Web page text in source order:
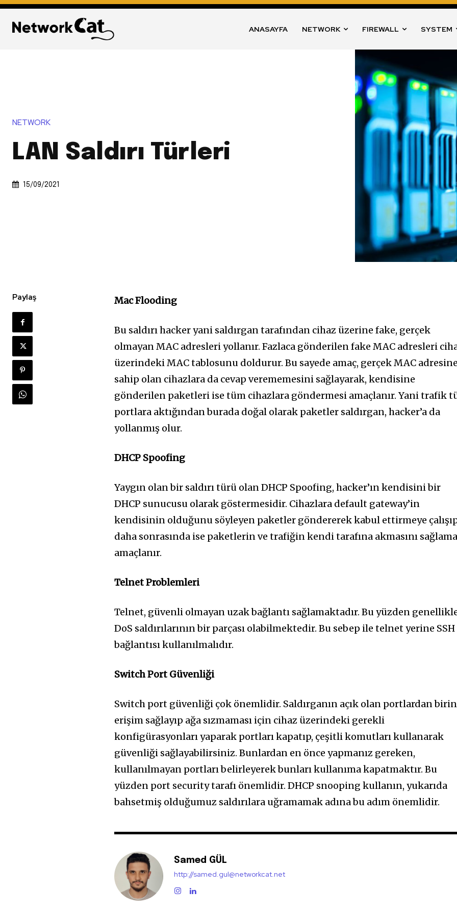
ANASAYFA NETWORK FIREWALL SYSTEM
NETWORK
LAN Saldırı Türleri
15/09/2021
Paylaş Mac Flooding
Bu saldırı hacker yani saldırgan tarafından cihaz üzerine fake, gerçek
olmayan MAC adresleri yollanır. Fazlaca gönderilen fake MAC adresleri
üzerindeki MAC tablosunu doldurur. Bu sayede amaç, gerçek MAC
sahip olan cihazlara da cevap verememesini sağlayarak, kendisine
gönderilen paketleri ise tüm cihazlara göndermesi amaçlanır. Yani trafik
portlara aktığından burada doğal olarak paketler saldırgan, hacker’a da
yollanmış olur.
DHCP Spoofing
Yaygın olan bir saldırı türü olan DHCP Spoofing, hacker’ın kendisini bir
DHCP sunucusu olarak göstermesidir. Cihazlara default gateway’in
kendisinin olduğunu söyleyen paketler göndererek kabul ettirmeye
daha sonrasında ise paketlerin ve trafiğin kendi tarafına akmasını
amaçlanır.
Telnet Problemleri
Telnet, güvenli olmayan uzak bağlantı sağlamaktadır. Bu yüzden
DoS saldırılarının bir parçası olabilmektedir. Bu sebep ile telnet yerine SSH
bağlantısı kullanılmalıdır.
Switch Port Güvenliği
Switch port güvenliği çok önemlidir. Saldırganın açık olan portlardan
erişim sağlayıp ağa sızmaması için cihaz üzerindeki gerekli
konfigürasyonları yaparak portları kapatıp, çeşitli komutları kullanarak
güvenliği sağlayabilirsiniz. Bunlardan en önce yapmanız gereken,
kullanılmayan portları belirleyerek bunları kullanıma kapatmaktır. Bu
yüzden port security tarafı önemlidir. DHCP snooping kullanın, yukarıda
bahsetmiş olduğumuz saldırılara uğramamak adına bu adım önemlidir.
Samed GÜL
http://samed.gul@networkcat.net